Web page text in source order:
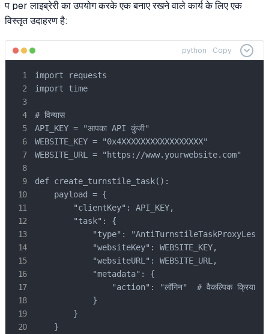
प per लाइब्रेरी का उपयोग करके एक बनाए रखने वाले कार्य के लिए एक
विस्तृत उदाहरण है:
python Copy
import requests
import time
# विन्यास
API_KEY = "आपका API कुंजी"
WEBSITE_KEY = "0x4XXXXXXXXXXXXXXXXX"
WEBSITE_URL = "https://www.yourwebsite.com"
def create_turnstile_task():
    payload = {
        "clientKey": API_KEY,
        "task": {
"type":
            "websiteKey": WEBSITE_KEY,
            "websiteURL": WEBSITE_URL,
            "metadata": {
"action": "लॉगिन"  # वैकल्पिक क्रिया
            }
        }
    }